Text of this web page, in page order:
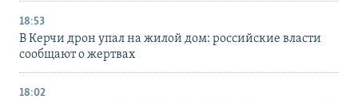
18:53
В Керчи дрон упал на жилой дом: российские власти
сообщают о жертвах
18:02